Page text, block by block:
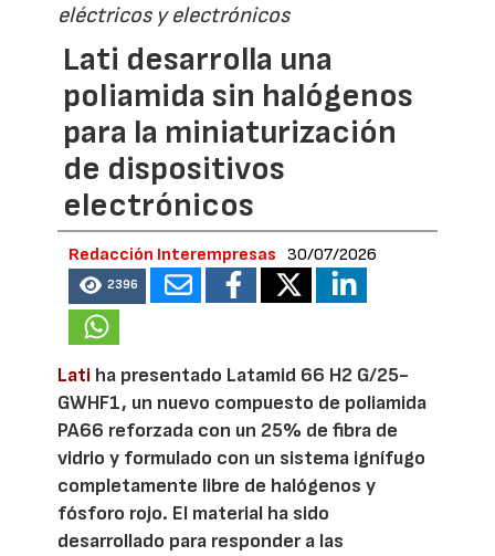
eléctricos y electrónicos
Lati desarrolla una
poliamida sin halógenos
para la miniaturización
de dispositivos
electrónicos
Redacción Interempresas 30/07/2026
2396
Lati ha presentado Latamid 66 H2 G/25-
GWHF1, un nuevo compuesto de poliamida
PA66 reforzada con un 25% de fibra de
vidrio y formulado con un sistema ignífugo
completamente libre de halógenos y
fósforo rojo. El material ha sido
desarrollado para responder a las